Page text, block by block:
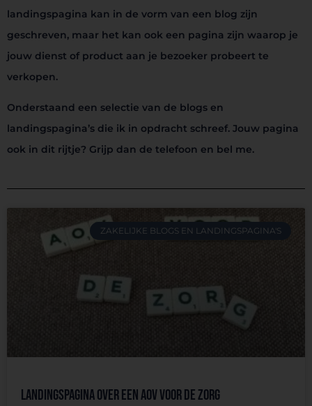
landingspagina kan in de vorm van een blog zijn
geschreven, maar het kan ook een pagina zijn waarop je
jouw dienst of product aan je bezoeker probeert te
verkopen.
Onderstaand een selectie van de blogs en
landingspagina’s die ik in opdracht schreef. Jouw pagina
ook in dit rijtje? Grijp dan de telefoon en bel me.
ZAKELIJKE BLOGS EN LANDINGSPAGINA'S
Landingspagina over een AOV voor de zorg